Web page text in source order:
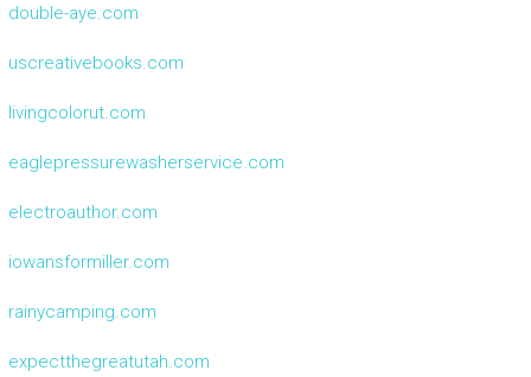
double-aye.com
uscreativebooks.com
livingcolorut.com
eaglepressurewasherservice.com
electroauthor.com
iowansformiller.com
rainycamping.com
expectthegreatutah.com